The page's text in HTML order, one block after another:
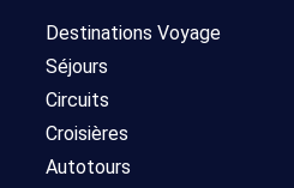
Destinations Voyage
Séjours
Circuits
Croisières
Autotours